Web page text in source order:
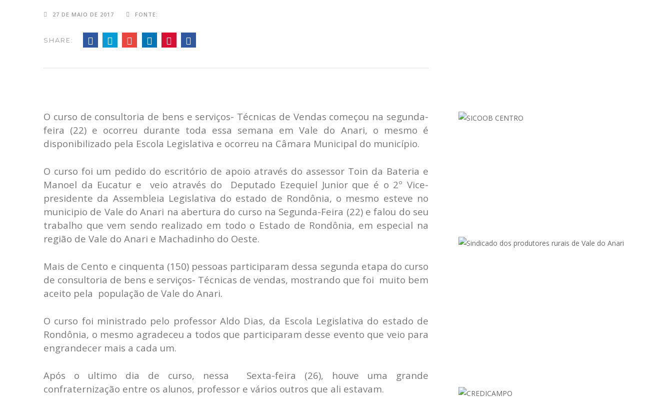
27 DE MAIO DE 2017 FONTE:
SHARE:
O curso de consultoria de bens e serviços- Técnicas de Vendas começou na segunda-
feira (22) e ocorreu durante toda essa semana em Vale do Anari, o mesmo é
disponibilizado pela Escola Legislativa e ocorreu na Câmara Municipal do município.
O curso foi um pedido do escritório de apoio através do assessor Toin da Bateria e
Manoel da Eucatur e veio através do Deputado Ezequiel Junior que é o 2º Vice-
presidente da Assembleia Legislativa do estado de Rondônia, o mesmo esteve no
municipio de Vale do Anari na abertura do curso na Segunda-Feira (22) e falou do seu
trabalho que vem sendo realizado em todo o Estado de Rondônia, em especial na
região de Vale do Anari e Machadinho do Oeste.
Mais de Cento e cinquenta (150) pessoas participaram dessa segunda etapa do curso
de consultoria de bens e serviços- Técnicas de vendas, mostrando que foi muito bem
aceito pela população de Vale do Anari.
O curso foi ministrado pelo professor Aldo Dias, da Escola Legislativa do estado de
Rondônia, o mesmo agradeceu a todos que participaram desse evento que veio para
engrandecer mais a cada um.
Após o ultimo dia de curso, nessa Sexta-feira (26), houve uma grande
confraternização entre os alunos, professor e vários outros que ali estavam.